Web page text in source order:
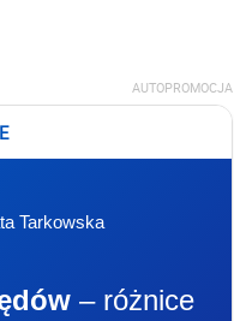
AUTOPROMOCJA
Tarkowska
– różnice